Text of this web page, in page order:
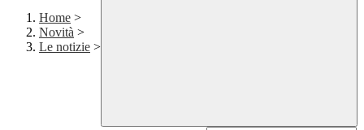
Home >
Novità >
Le notizie >